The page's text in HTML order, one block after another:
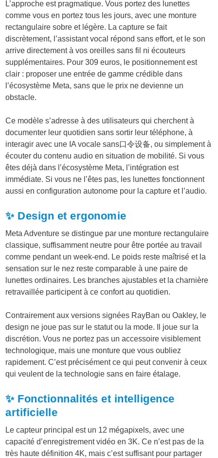
L’approche est pragmatique. Vous portez des lunettes
comme vous en portez tous les jours, avec une monture
rectangulaire sobre et légère. La capture se fait
discrètement, l’assistant vocal répond sans effort, et le son
arrive directement à vos oreilles sans fil ni écouteurs
supplémentaires. Pour 309 euros, le positionnement est
clair : proposer une entrée de gamme crédible dans
l’écosystème Meta, sans que le prix ne devienne un
obstacle.
Ce modèle s’adresse à des utilisateurs qui cherchent à
documenter leur quotidien sans sortir leur téléphone, à
interagir avec une IA vocale sans口令设备, ou simplement à
écouter du contenu audio en situation de mobilité. Si vous
êtes déjà dans l’écosystème Meta, l’intégration est
immédiate. Si vous ne l’êtes pas, les lunettes fonctionnent
aussi en configuration autonome pour la capture et l’audio.
✨ Design et ergonomie
Meta Adventure se distingue par une monture rectangulaire
classique, suffisamment neutre pour être portée au travail
comme pendant un week-end. Le poids reste maîtrisé et la
sensation sur le nez reste comparable à une paire de
lunettes ordinaires. Les branches ajustables et la charnière
retravaillée participent à ce confort au quotidien.
Contrairement aux versions signées RayBan ou Oakley, le
design ne joue pas sur le statut ou la mode. Il joue sur la
discrétion. Vous ne portez pas un accessoire visiblement
technologique, mais une monture que vous oubliez
rapidement. C’est précisément ce qui peut convenir à ceux
qui veulent de la technologie sans en faire étalage.
✨ Fonctionnalités et intelligence
artificielle
Le capteur principal est un 12 mégapixels, avec une
capacité d’enregistrement vidéo en 3K. Ce n’est pas de la
très haute définition 4K, mais c’est suffisant pour partager